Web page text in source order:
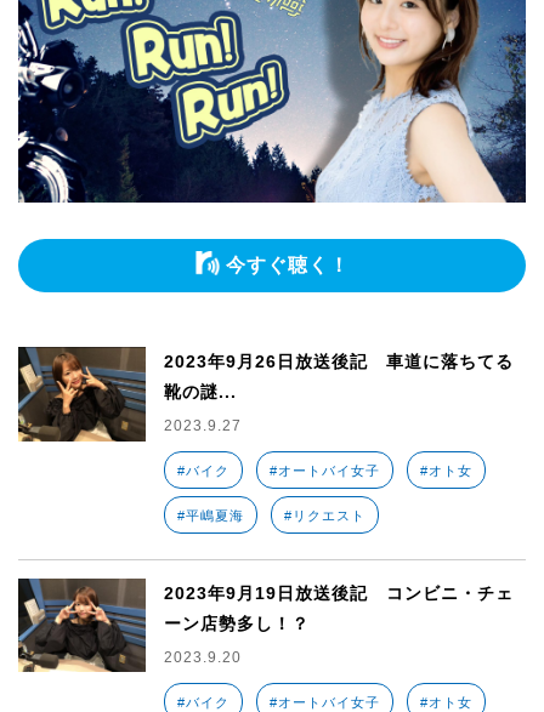
今すぐ聴く！
2023年9月26日放送後記 車道に落ちてる
靴の謎...
2023.9.27
#バイク #オートバイ女子 #オト女
#平嶋夏海 #リクエスト
2023年9月19日放送後記 コンビニ・チェ
ーン店勢多し！？
2023.9.20
#バイク #オートバイ女子 #オト女